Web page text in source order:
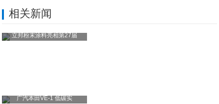
相关新闻
立邦粉末涂料亮相第27届
广汽本田VE-1 低碳实